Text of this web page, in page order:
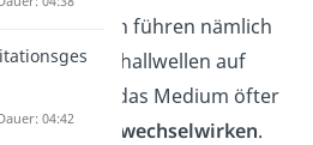
Frequenzen führen nämlich
dass die Schallwellen auf
Weg durch das Medium öfter
Teilchen
wechselwirken.
04:42